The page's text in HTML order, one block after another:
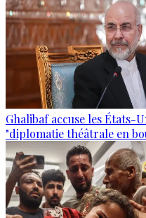
Ghalibaf accuse les États-
"diplomatie théâtrale en